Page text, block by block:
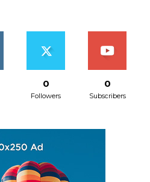
0
Followers
0
Subscribers